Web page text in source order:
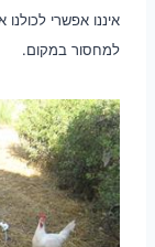
איננו אפשרי
למחסור במקום.